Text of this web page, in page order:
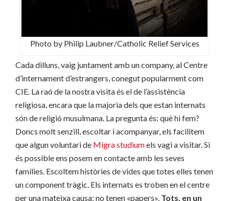
Photo by Philip Laubner/Catholic Relief Services
Cada dilluns, vaig juntament amb un company, al Centre
d’internament d’estrangers, conegut popularment com
CIE. La raó de la nostra visita és el de l’assistència
religiosa, encara que la majoria dels que estan internats
són de religió musulmana. La pregunta és: què hi fem?
Doncs molt senzill, escoltar i acompanyar, els facilitem
que algun voluntari de Migra studiumels vagi a visitar. Si
és possible ens posem en contacte amb les seves
famílies. Escoltem històries de vides que totes elles tenen
un component tràgic. Els internats es troben en el centre
per una mateixa causa: no tenen «papers». Tots, en un